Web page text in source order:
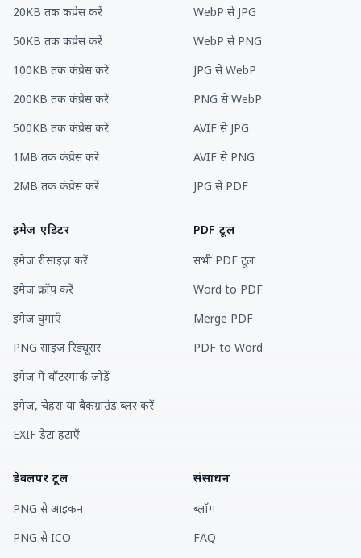
20KB तक कंप्रेस करें
50KB तक कंप्रेस करें
100KB तक कंप्रेस करें
200KB तक कंप्रेस करें
500KB तक कंप्रेस करें
1MB तक कंप्रेस करें
2MB तक कंप्रेस करें
WebP से JPG
WebP से PNG
JPG से WebP
PNG से WebP
AVIF से JPG
AVIF से PNG
JPG से PDF
इमेज एडिटर
इमेज रीसाइज़ करें
इमेज क्रॉप करें
इमेज घुमाएँ
PNG साइज़ रिड्यूसर
इमेज में वॉटरमार्क जोड़ें
इमेज, चेहरा या बैकग्राउंड ब्लर करें
EXIF डेटा हटाएँ
PDF टूल
सभी PDF टूल
Word to PDF
Merge PDF
PDF to Word
डेवलपर टूल
PNG से आइकन
PNG से ICO
संसाधन
ब्लॉग
FAQ